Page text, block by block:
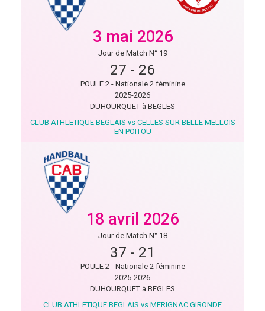
3 mai 2026
Jour de Match N° 19
27 - 26
POULE 2 - Nationale 2 féminine
2025-2026
DUHOURQUET à BEGLES
CLUB ATHLETIQUE BEGLAIS vs CELLES SUR BELLE MELLOIS
EN POITOU
18 avril 2026
Jour de Match N° 18
37 - 21
POULE 2 - Nationale 2 féminine
2025-2026
DUHOURQUET à BEGLES
CLUB ATHLETIQUE BEGLAIS vs MERIGNAC GIRONDE